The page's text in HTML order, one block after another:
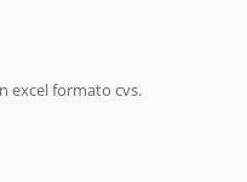
excel formato cvs.